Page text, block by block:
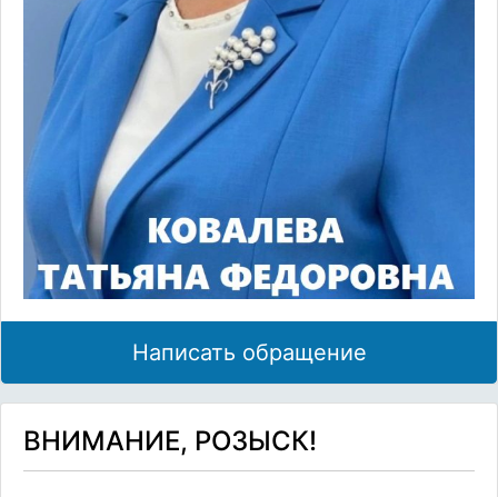
Написать обращение
ВНИМАНИЕ, РОЗЫСК!